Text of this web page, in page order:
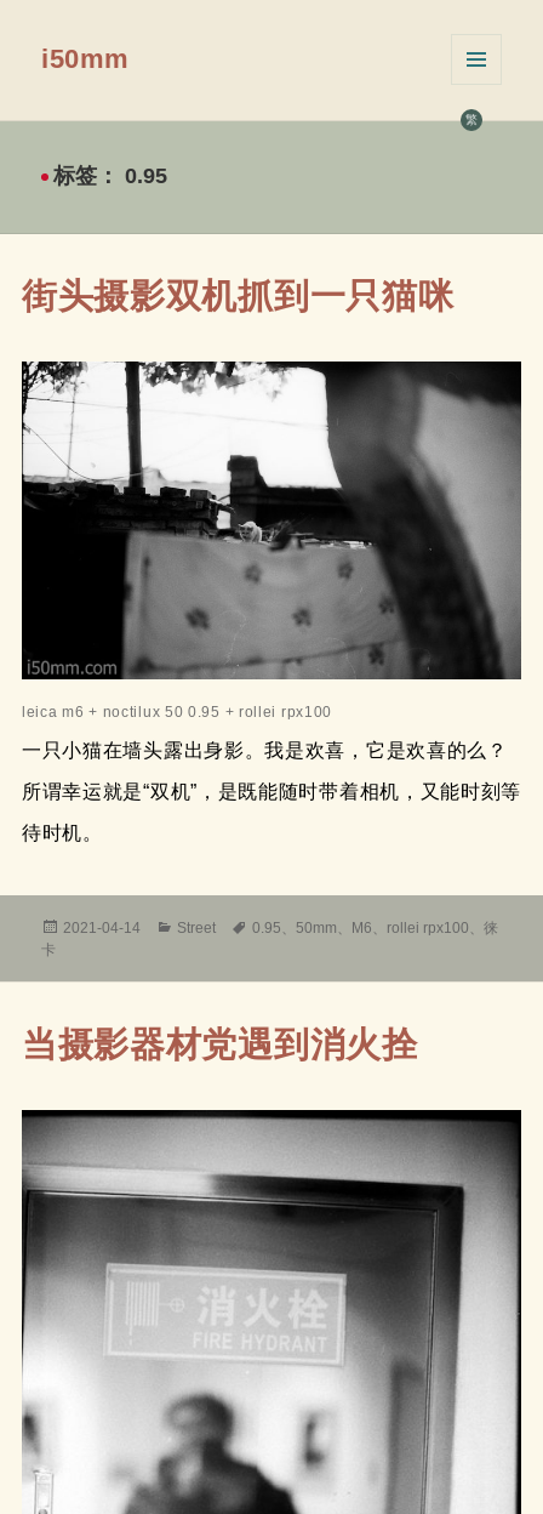
繁
i50mm
挂件
标签：0.95
街头摄影双机抓到一只猫咪
leica m6 + noctilux 50 0.95 + rollei rpx100
一只小猫在墙头露出身影。我是欢喜，它是欢喜的么？
所谓幸运就是“双机”，是既能随时带着相机，又能时刻等
待时机。
发
2021-04-14
分
Street
标
0.95 、50mm M6 rollei rpx100 、徕
卡
当摄影器材党遇到消火拴